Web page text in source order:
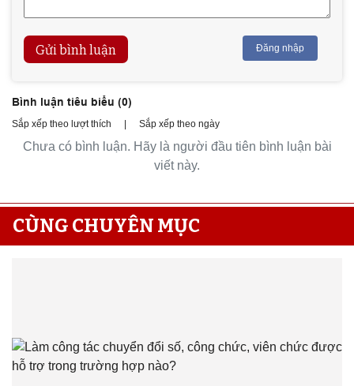
Gửi bình luận Đăng nhập
Bình luận tiêu biểu (0)
Sắp xếp theo lượt thích Sắp xếp theo ngày
Chưa có bình luận. Hãy là người đầu tiên bình luận bài
viết này.
CÙNG CHUYÊN MỤC